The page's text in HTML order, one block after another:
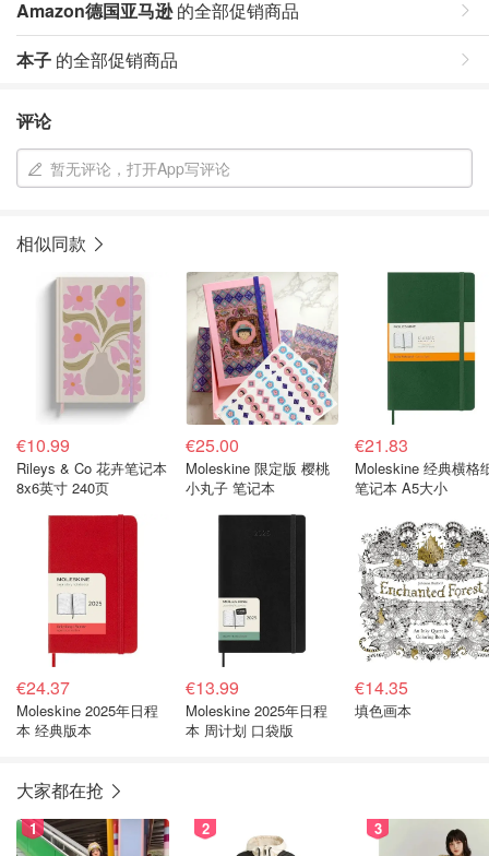
Amazon德国亚马逊的全部促销商品
本子 的全部促销商品
评论
暂无评论，打开App写评论
相似同款
€10.99
Rileys & Co 花卉笔记本
8x6英寸 240页
€25.00
Moleskine 限定版 樱桃
小丸子 笔记本
€21.83
Moleskine 经典横格
笔记本 A5大小
€24.37
Moleskine 2025年日程
本 经典版本
€13.99
Moleskine 2025年日程
本 周计划 口袋版
€14.35
填色画本
大家都在抢
1 2 3